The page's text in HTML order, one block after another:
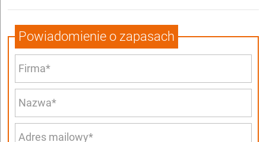
Powiadomienie o zapasach